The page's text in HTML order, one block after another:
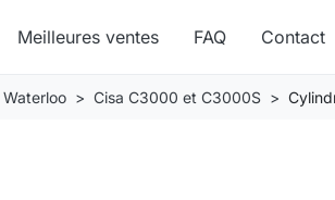
Meilleures ventes FAQ Contact
Waterloo Cisa C3000 et C3000S